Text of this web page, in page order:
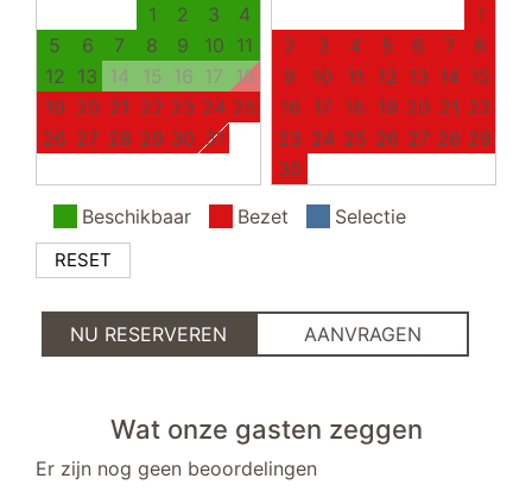
eetkamerstoelen
gang
garderobe
1
2 3
4
5
6 7 8 9 10 11
12 13 14 15 16 17 18
19 20 21 22 23 24 25
26 27 28 29 30 31
1
2
3 4 5 6 7
8
9
10 11 12 13 14 15
16
17 18 19 20 21 22
23 24 25 26 27 28 29
30
Beschikbaar
Bezet Selectie
RESET
NU RESERVEREN AANVRAGEN
Wat onze gasten zeggen
Er zijn nog geen beoordelingen